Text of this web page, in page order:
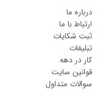
درباره ما
ارتباط با ما
ثبت شکایات
تبلیغات
کار در دهه
قوانین سایت
سوالات متداول